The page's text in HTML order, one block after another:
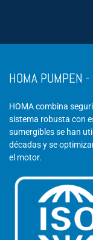
HOMA
HOMA combina
sistema robusta con
sumergibles se han
décadas y se
el motor.